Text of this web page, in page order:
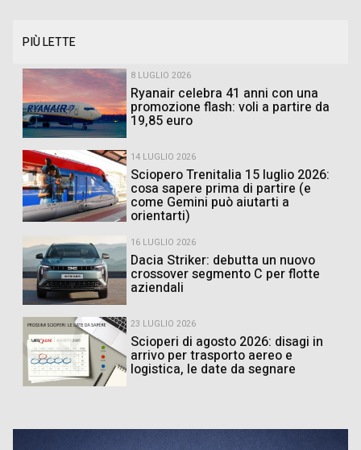
PIÙ LETTE
8 LUGLIO 2026
Ryanair celebra 41 anni con una
promozione flash: voli a partire da
19,85 euro
14 LUGLIO 2026
Sciopero Trenitalia 15 luglio 2026:
cosa sapere prima di partire (e
come Gemini può aiutarti a
orientarti)
16 LUGLIO 2026
Dacia Striker: debutta un nuovo
crossover segmento C per flotte
aziendali
23 LUGLIO 2026
Scioperi di agosto 2026: disagi in
arrivo per trasporto aereo e
logistica, le date da segnare